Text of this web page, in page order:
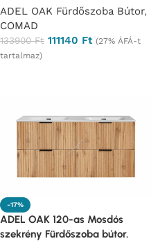
ADEL OAK Fürdőszoba Bútor,
COMAD
133900Ft 111140 Ft (27% ÁFÁ-t
tartalmaz)
-17%
ADEL OAK 120-as Mosdós
szekrény Fürdőszoba bútor.